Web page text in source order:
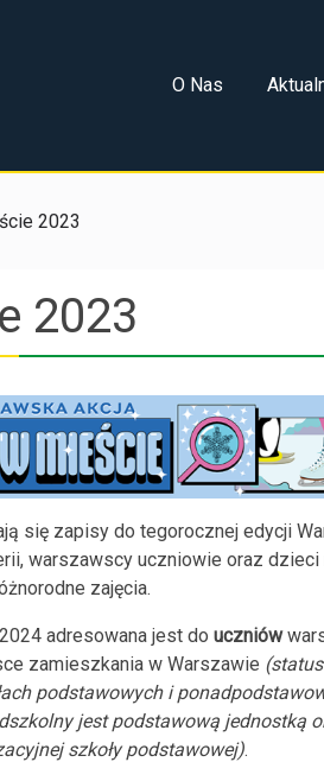
O Nas
2023
2023
się zapisy do tegorocznej edycji
warszawscy uczniowie oraz
zajęcia.
adresowana jest do uczniów
zamieszkania w Warszawie
podstawowych i
jest podstawową jednostką
szkoły podstawowej).